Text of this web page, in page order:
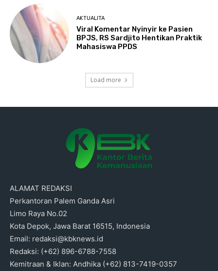
AKTUALITA
Viral Komentar Nyinyir ke Pasien
BPJS, RS Sardjito Hentikan Praktik
Mahasiswa PPDS
Load more
ALAMAT REDAKSI
Perkantoran Palem Ganda Asri
Limo Raya No.02
Kota Depok, Jawa Barat 16515, Indonesia
Email: redaksi@kbknews.id
Redaksi: (+62) 896-6788-7558
Kemitraan & Iklan: Andhika (+62) 813-7419-0357